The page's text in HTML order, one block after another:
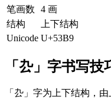
笔画数
4 画
结构
上下结构
Unicode U+53B9
「厹」字书写技
「厹」字为上下结构，